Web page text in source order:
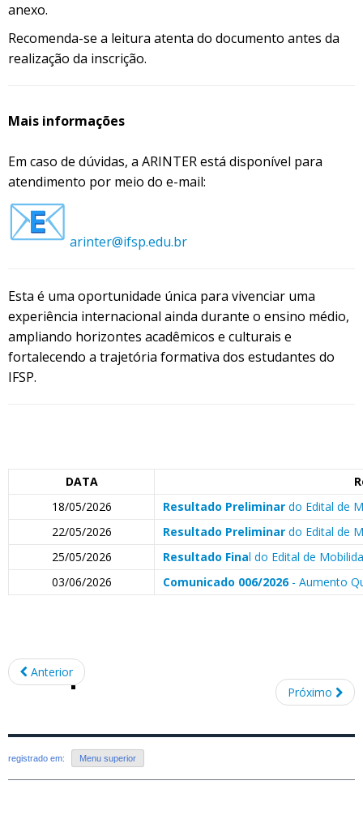
anexo.
Recomenda-se a leitura atenta do documento antes da
realização da inscrição.
Mais informações
Em caso de dúvidas, a ARINTER está disponível para
atendimento por meio do e-mail:
arinter@ifsp.edu.br
Esta é uma oportunidade única para vivenciar uma
experiência internacional ainda durante o ensino médio,
ampliando horizontes acadêmicos e culturais e
fortalecendo a trajetória formativa dos estudantes do
IFSP.
DATA
18/05/2026
Resultado Preliminar do Edital de
22/05/2026
Resultado Preliminar do Edital de
25/05/2026
Resultado Final do Edital de
03/06/2026
Comunicado 006/2026- Aumento
Anterior
Próximo
registrado em: Menu superior